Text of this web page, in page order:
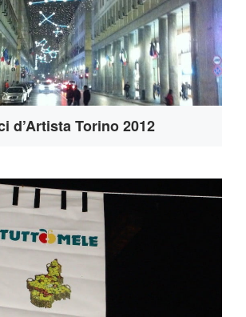
d’Artista Torino 2012